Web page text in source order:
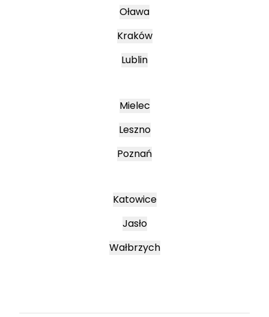
Oława
Kraków
Lublin
Mielec
Leszno
Poznań
Katowice
Jasło
Wałbrzych